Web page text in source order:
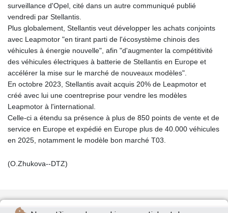
surveillance d'Opel, cité dans un autre communiqué publié
vendredi par Stellantis.
Plus globalement, Stellantis veut développer les achats conjoints
avec Leapmotor "en tirant parti de l'écosystème chinois des
véhicules à énergie nouvelle", afin "d'augmenter la compétitivité
des véhicules électriques à batterie de Stellantis en Europe et
accélérer la mise sur le marché de nouveaux modèles".
En octobre 2023, Stellantis avait acquis 20% de Leapmotor et
créé avec lui une coentreprise pour vendre les modèles
Leapmotor à l'international.
Celle-ci a étendu sa présence à plus de 850 points de vente et de
service en Europe et expédié en Europe plus de 40.000 véhicules
en 2025, notamment le modèle bon marché T03.
(O.Zhukova--DTZ)